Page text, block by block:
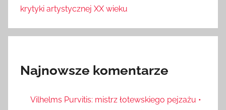
krytyki artystycznej XX wieku
Najnowsze komentarze
Vilhelms Purvitis: mistrz łotewskiego pejzażu •